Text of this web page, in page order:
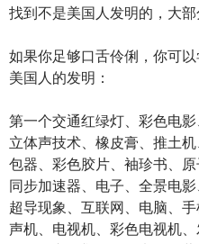
找到不是美国人发明的，大部
如果你足够口舌伶俐，你可
美国人的发明：
第一个交通红绿灯、彩色电
立体声技术、橡皮膏、推土
包器、彩色胶片、袖珍书、
同步加速器、电子、全景电
超导现象、互联网、电脑、
声机、电视机、彩色电视机